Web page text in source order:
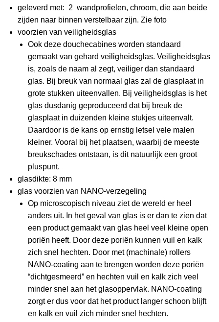
geleverd met: 2 wandprofielen, chroom, die aan beide
zijden naar binnen verstelbaar zijn. Zie foto
voorzien van veiligheidsglas
Ook deze douchecabines worden standaard
gemaakt van gehard veiligheidsglas. Veiligheidsglas
is, zoals de naam al zegt, veiliger dan standaard
glas. Bij breuk van normaal glas zal de glasplaat in
grote stukken uiteenvallen. Bij veiligheidsglas is het
glas dusdanig geproduceerd dat bij breuk de
glasplaat in duizenden kleine stukjes uiteenvalt.
Daardoor is de kans op ernstig letsel vele malen
kleiner. Vooral bij het plaatsen, waarbij de meeste
breukschades ontstaan, is dit natuurlijk een groot
pluspunt.
glasdikte: 8 mm
glas voorzien van NANO-verzegeling
Op microscopisch niveau ziet de wereld er heel
anders uit. In het geval van glas is er dan te zien dat
een product gemaakt van glas heel veel kleine open
poriën heeft. Door deze poriën kunnen vuil en kalk
zich snel hechten. Door met (machinale) rollers
NANO-coating aan te brengen worden deze poriën
“dichtgesmeerd” en hechten vuil en kalk zich veel
minder snel aan het glasoppervlak. NANO-coating
zorgt er dus voor dat het product langer schoon blijft
en kalk en vuil zich minder snel hechten.